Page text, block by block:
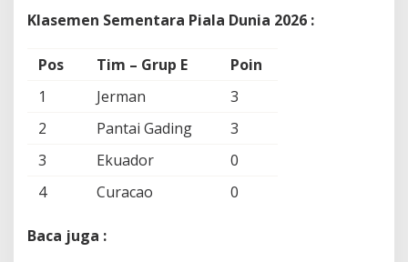
Klasemen Sementara Piala Dunia 2026 :
Pos Tim – Grup E
Poin
1
Jerman
3
2
Pantai Gading
3
3
Ekuador
0
4
Curacao 0
Baca juga :